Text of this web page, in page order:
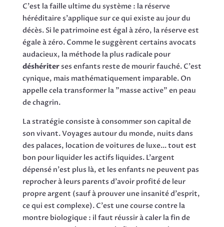
C'est la faille ultime du système : la réserve
héréditaire s'applique sur ce qui existe au jour du
décès. Si le patrimoine est égal à zéro, la réserve est
égale à zéro. Comme le suggèrent certains avocats
audacieux, la méthode la plus radicale pour
déshériterses enfants reste de mourir fauché. C'est
cynique, mais mathématiquement imparable. On
appelle cela transformer la "masse active" en peau
de chagrin.
La stratégie consiste à consommer son capital de
son vivant. Voyages autour du monde, nuits dans
des palaces, location de voitures de luxe... tout est
bon pour liquider les actifs liquides. L'argent
dépensé n'est plus là, et les enfants ne peuvent pas
reprocher à leurs parents d'avoir profité de leur
propre argent (sauf à prouver une insanité d'esprit,
ce qui est complexe). C'est une course contre la
montre biologique : il faut réussir à caler la fin de